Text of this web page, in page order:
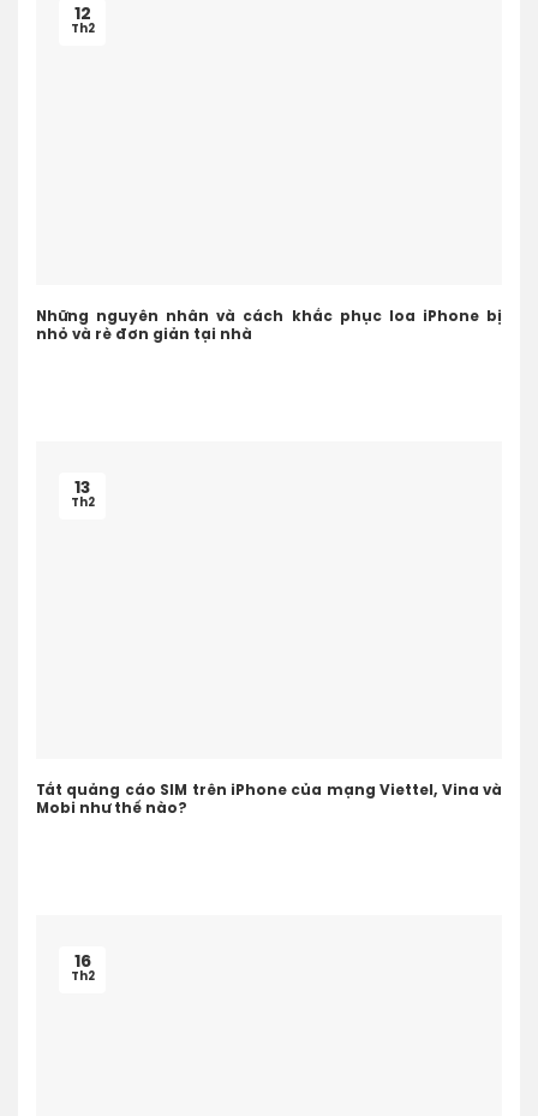
Những nguyên nhân và cách khắc phục loa iPhone bị
nhỏ và rè đơn giản tại nhà
12
Th2
Tắt quảng cáo SIM trên iPhone của mạng Viettel, Vina và
Mobi như thế nào?
13
Th2
16
Th2